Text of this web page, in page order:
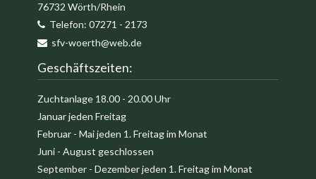
76732 Wörth/Rhein
Telefon: 07271 - 2173
sfv-woerth@web.de
Geschäftszeiten:
Zuchtanlage 18.00 - 20.00 Uhr
Januar jeden Freitag
Februar - Mai jeden 1. Freitag im Monat
Juni - August geschlossen
September - Dezember jeden 1. Freitag im Monat